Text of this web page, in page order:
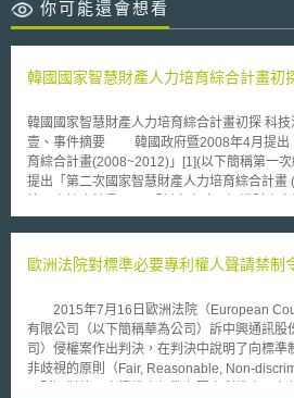
你可能還會想看
韓國國家智慧財產人力培育綜合計畫初
韓國國家智慧財產人力培育綜合計畫初探 科技法律研究所 2014年08月05日
壹、事件摘要 韓國政府暨2008年4月提出「第一次國家智慧財產人力培
育綜合計畫(2008~2012)」[1](以下簡稱第一
提出「第二次國家智慧財產人力培育綜合計畫
培育」為目標，強化並提升韓國在全球化市場的競爭力
與水準提升，以期補足智財人力缺口。當中各
韓國在人才培育相關觀念想法，供國內相關政策發展
明 一、計畫背景 第一次綜合計畫於2008年提出，目的是為因應韓、美
FTA締結與生效後，韓國企業將面臨全球化市
量日益增加，但相對在以智慧財產法學為中心
歐洲法院對標準必要專利權人聲請禁制
2015年7月16日歐洲法院（European
有限公司（以下簡稱華為公司）訴中興通訊股
司）侵權案作出判決，在判決中說明了向標準
非歧視的原則（Fair, Reasonable, Non-